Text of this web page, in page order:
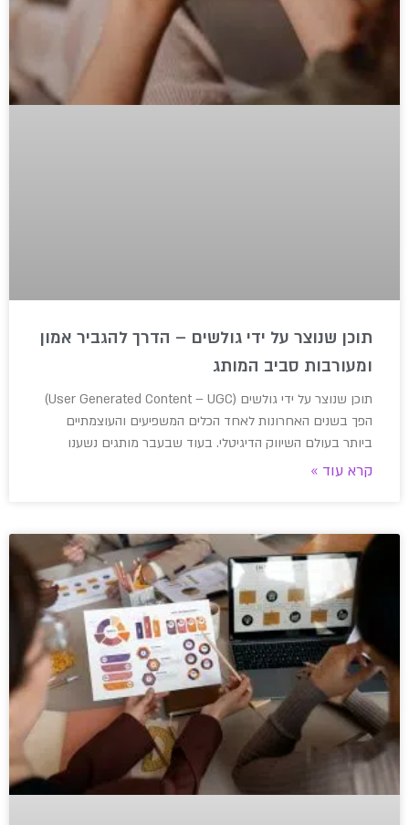
תוכן שנוצר על ידי גולשים – הדרך להגביר אמון
ומעורבות סביב המותג
תוכן שנוצר על ידי גולשים (User Generated Content – UGC)
הפך בשנים האחרונות לאחד הכלים המשפיעים והעוצמתיים
ביותר בעולם השיווק הדיגיטלי. בעוד שבעבר מותגים נשענו
קרא עוד »